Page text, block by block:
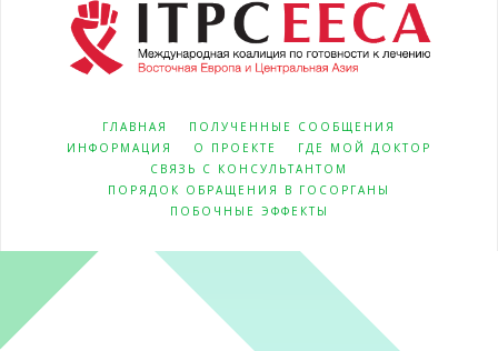
ГЛАВНАЯ
ПОЛУЧЕННЫЕ СООБЩЕНИЯ
ИНФОРМАЦИЯ
О ПРОЕКТЕ
ГДЕ МОЙ ДОКТОР
СВЯЗЬ С КОНСУЛЬТАНТОМ
ПОРЯДОК ОБРАЩЕНИЯ В ГОСОРГАНЫ
ПОБОЧНЫЕ ЭФФЕКТЫ